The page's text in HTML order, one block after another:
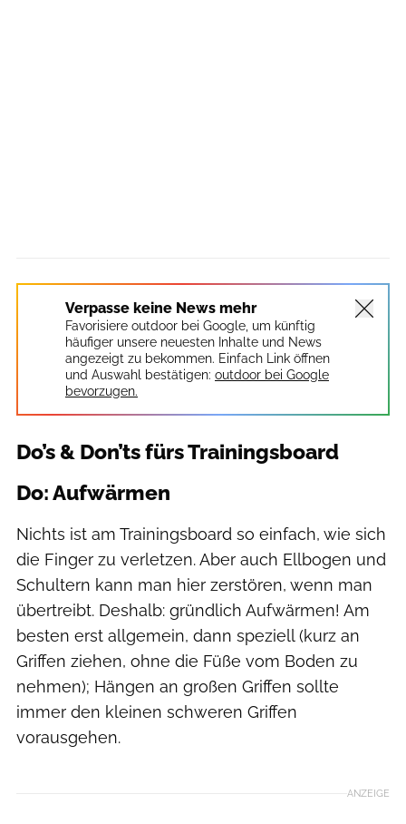
Verpasse keine News mehr
Favorisiere outdoor bei Google, um künftig
häufiger unsere neuesten Inhalte und News
angezeigt zu bekommen. Einfach Link öffnen
und Auswahl bestätigen: outdoor bei Google
bevorzugen.
Do’s & Don’ts fürs Trainingsboard
Do: Aufwärmen
Nichts ist am Trainingsboard so einfach, wie sich
die Finger zu verletzen. Aber auch Ellbogen und
Schultern kann man hier zerstören, wenn man
übertreibt. Deshalb: gründlich Aufwärmen! Am
besten erst allgemein, dann speziell (kurz an
Griffen ziehen, ohne die Füße vom Boden zu
nehmen); Hängen an großen Griffen sollte
immer den kleinen schweren Griffen
vorausgehen.
ANZEIGE